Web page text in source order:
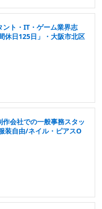
ト・IT・ゲーム業界志
休日125日」・大阪市北区
作会社での一般事務スタッ
装自由/ネイル・ピアスO